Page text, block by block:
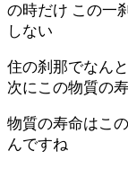
の時だけ この一
しない
住の刹那でなん
次にこの物質の
物質の寿命はこ
んですね